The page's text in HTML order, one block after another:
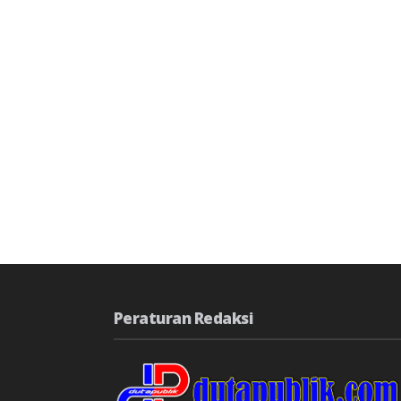
Peraturan Redaksi